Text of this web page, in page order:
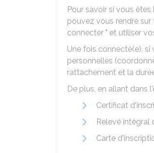
Pour savoir si vous
pouvez vous rendre sur
connecter " et utiliser
Une fois connecté(e),
personnelles
rattachement et la
De plus, en allant dans
Certificat
Relevé intégral
Carte